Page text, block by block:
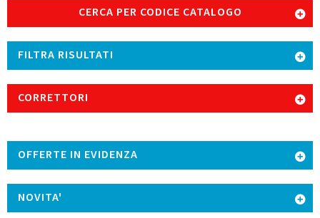
CERCA PER CODICE CATALOGO
FILTRA RISULTATI
CORRETTORI
OFFERTE IN EVIDENZA
NOVITA'